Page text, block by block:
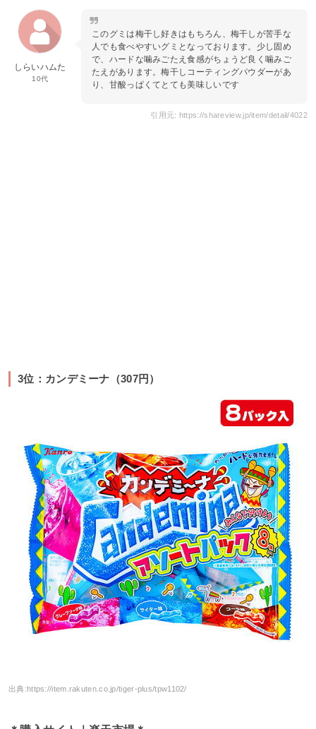
しらいハムた
10代
このグミは梅干し好きはもちろん、梅干しが苦手な
人でも食べやすいグミとなっております。少し固め
で、ハードな噛みごたえ食感がちょうど良く噛みご
たえがあります。梅干しコーティングパウダーがあ
り、甘酸っぱくてとても美味しいです
引用元: https://shareview.jp/item/detail/4022
3位：カンデミーナ（307円）
出典:https://item.rakuten.co.jp/tiger-plus/tpw1102/